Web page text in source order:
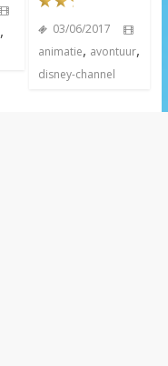
,
03/06/2017
animatie, avontuur,
disney-channel